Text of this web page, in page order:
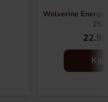
Wolverine
25cl